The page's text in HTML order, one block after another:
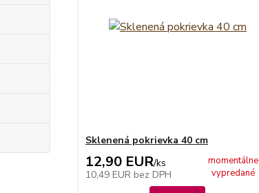
Sklenená pokrievka 40 cm
12,90 EUR/ks
10,49 EUR bez DPH
momentálne
vypredané